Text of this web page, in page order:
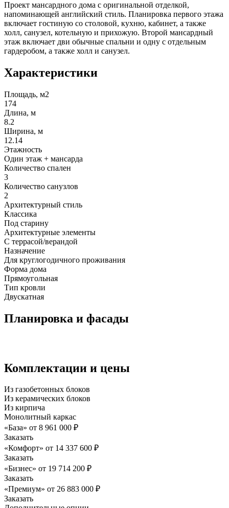
Проект мансардного дома с оригинальной отделкой,
напоминающей английский стиль. Планировка первого этажа
включает гостиную со столовой, кухню, кабинет, а также
холл, санузел, котельную и прихожую. Второй мансардный
этаж включает дви обычные спальни и одну с отдельным
гардеробом, а также холл и санузел.
Характеристики
Площадь, м2
174
Длина, м
8.2
Ширина, м
12.14
Этажность
Один этаж + мансарда
Количество спален
3
Количество санузлов
2
Архитектурный стиль
Классика
Под старину
Архитектурные элементы
С террасой/верандой
Назначение
Для круглогодичного проживания
Форма дома
Прямоугольная
Тип кровли
Двускатная
Планировка и фасады
Комплектации и цены
Из газобетонных блоков
Из керамических блоков
Из кирпича
Монолитный каркас
«База» от 8 961 000 ₽
Заказать
«Комфорт» от 14 337 600 ₽
Заказать
«Бизнес» от 19 714 200 ₽
Заказать
«Премиум» от 26 883 000 ₽
Заказать